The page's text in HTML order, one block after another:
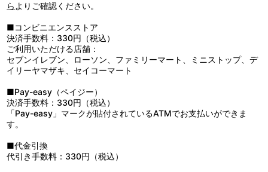
ら よりご確認ください。
■コンビニエンスストア
決済手数料：330円（税込）
ご利用いただける店舗：
セブンイレブン、ローソン、ファミリーマート、ミニストップ、デ
イリーヤマザキ、セイコーマート
■Pay-easy（ペイジー）
決済手数料：330円（税込）
「Pay-easy」マークが貼付されているATMでお支払いができま
す。
■代金引換
代引き手数料：330円（税込）